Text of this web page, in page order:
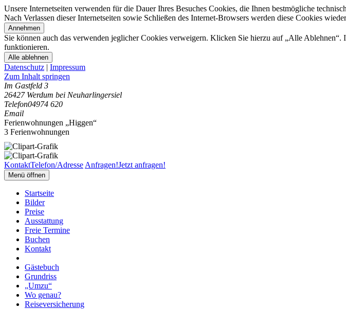
Unsere Internetseiten verwenden für die Dauer Ihres Besuches Cookies, die Ihnen bestmögliche
Nach Verlassen dieser Internetseiten sowie Schließen des Internet-Browsers werden diese Cookies
Annehmen
Sie können auch das verwenden jeglicher Cookies verweigern. Klicken Sie hierzu auf „Alle
funktionieren.
Alle ablehnen
Datenschutz | Impressum
Zum Inhalt springen
Im Gastfeld 3
26427 Werdum bei Neuharlingersiel
Telefon04974 620
Email
Ferienwohnungen „Higgen“
3 Ferienwohnungen
KontaktTelefon/Adresse Anfragen!Jetzt anfragen!
Menü öffnen
Startseite
Bilder
Preise
Ausstattung
Freie Termine
Buchen
Kontakt
Gästebuch
Grundriss
„Umzu“
Wo genau?
Reiseversicherung